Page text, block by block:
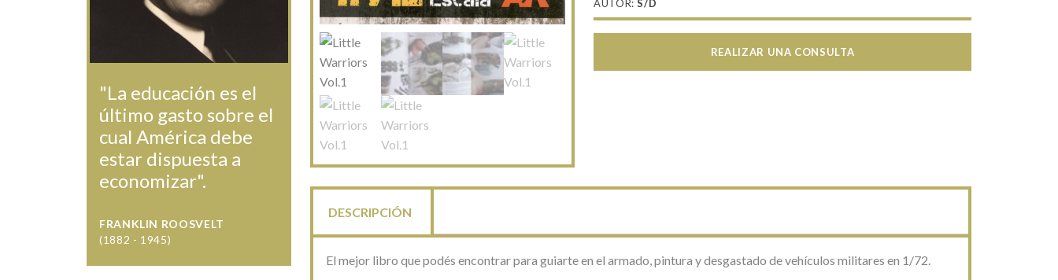
AUTOR:S/D
REALIZAR UNA CONSULTA
DESCRIPCIÓN
El mejor libro que podés encontrar para guiarte en el armado, pintura y desgastado de vehículos militares en 1/72.
"La educación es el
último gasto sobre el
cual América debe
estar dispuesta a
economizar".
FRANKLIN ROOSVELT
(1882 - 1945)